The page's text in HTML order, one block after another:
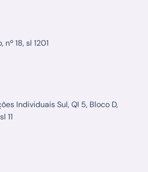
18, sl 1201
Individuais Sul, QI 5, Bloco D,
11